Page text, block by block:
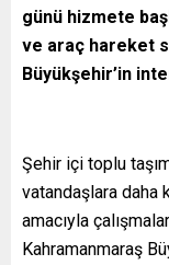
günü hizmete
ve araç hareket
Büyükşehir’in
Şehir içi toplu
vatandaşlara daha
amacıyla
Kahramanmaraş